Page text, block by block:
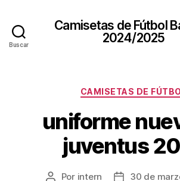
Buscar
Camisetas de Fútbol
2024/2025
CAMISETAS DE
uniforme
juventus
Autor
Por intern
Fecha30 de